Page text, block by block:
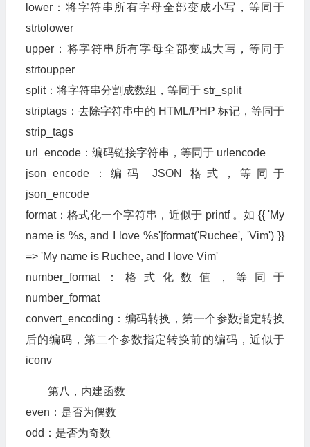
lower：将字符串所有字母全部变成小写，等同于
strtolower
upper：将字符串所有字母全部变成大写，等同于
strtoupper
split：将字符串分割成数组，等同于 str_split
striptags：去除字符串中的 HTML/PHP 标记，等同于
strip_tags
url_encode：编码链接字符串，等同于 urlencode
json_encode：编码 JSON 格式，等同于
json_encode
format：格式化一个字符串，近似于 printf 。如 {{ 'My
name is %s, and I love %s'|format('Ruchee', 'Vim') }}
=> 'My name is Ruchee, and I love Vim'
number_format：格式化数值，等同于
number_format
convert_encoding：编码转换，第一个参数指定转换
后的编码，第二个参数指定转换前的编码，近似于
iconv
第八，内建函数
even：是否为偶数
odd：是否为奇数